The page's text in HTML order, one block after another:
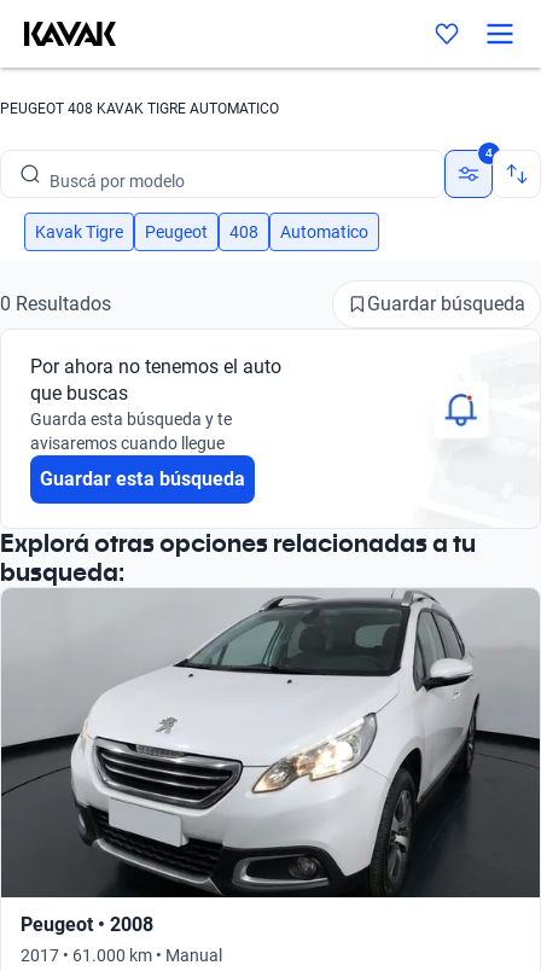
PEUGEOT 408 KAVAK TIGRE AUTOMATICO
Buscá por modelo
Buscá por versión
Buscá por marca
Buscá por modelo
Buscá por versión
4
Kavak Tigre Peugeot 408 Automatico
0 Resultados Guardar búsqueda
Por ahora no tenemos el auto
que buscas
Guarda esta búsqueda y te
avisaremos cuando llegue
Guardar esta búsqueda
Explorá otras opciones relacionadas a tu
busqueda:
Peugeot • 2008
2017 • 61.000 km • Manual